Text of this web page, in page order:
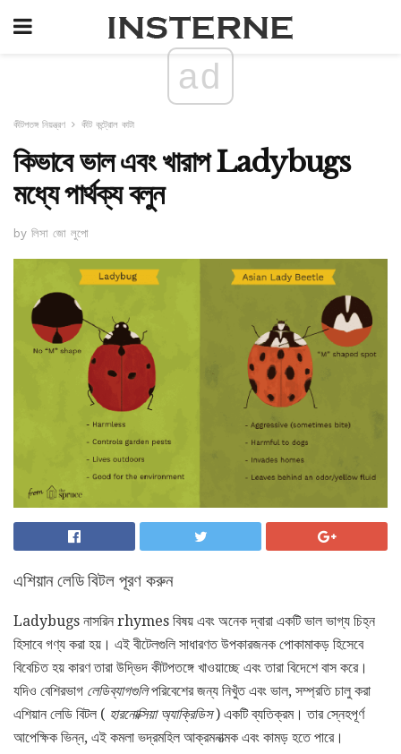
ad
কীটপতঙ্গ নিয়ন্ত্রণ কীট কন্ট্রোল কাটা
কিভাবে ভাল এবং খারাপ Ladybugs
মধ্যে পার্থক্য বলুন
by লিসা জো লুপো
এশিয়ান লেডি বিটল পূরণ করুন
Ladybugs নাসরিন rhymes বিষয় এবং অনেক দ্বারা একটি ভাল ভাগ্য চিহ্ন
হিসাবে গণ্য করা হয়। এই বীটেলগুলি সাধারণত উপকারজনক পোকামাকড় হিসেবে
বিবেচিত হয় কারণ তারা উদ্ভিদ কীটপতঙ্গে খাওয়াচ্ছে এবং তারা বিদেশে বাস করে।
যদিও বেশিরভাগ লেডিব্যাগগুলিপরিবেশের জন্য নিখুঁত এবং ভাল, সম্প্রতি চালু করা
এশিয়ান লেডি বিটল ( হারনোক্সিয়া অ্যাক্রিডিস) একটি ব্যতিক্রম। তার স্নেহপূর্ণ
আপেক্ষিক ভিন্ন, এই কমলা ভদ্রমহিল আক্রমনাত্মক এবং কামড় হতে পারে।